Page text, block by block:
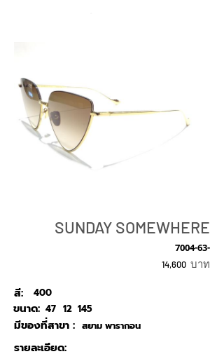
SUNDAY SOMEWHERE
7004-63-
14,600 บาท
สี:
400
47
ขนาด: 12 145
สยาม พารากอน
มีของที่สาขา :
รายละเอียด: